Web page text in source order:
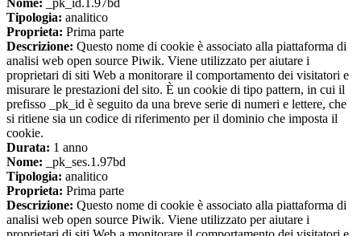
Nome: _pk_id.1.97bd
Tipologia: analitico
Proprieta: Prima parte
Descrizione: Questo nome di cookie è associato alla piattaforma di
analisi web open source Piwik. Viene utilizzato per aiutare i
proprietari di siti Web a monitorare il comportamento dei visitatori e
misurare le prestazioni del sito. È un cookie di tipo pattern, in cui il
prefisso _pk_id è seguito da una breve serie di numeri e lettere, che
si ritiene sia un codice di riferimento per il dominio che imposta il
cookie.
Durata: 1 anno
Nome: _pk_ses.1.97bd
Tipologia: analitico
Proprieta: Prima parte
Descrizione: Questo nome di cookie è associato alla piattaforma di
analisi web open source Piwik. Viene utilizzato per aiutare i